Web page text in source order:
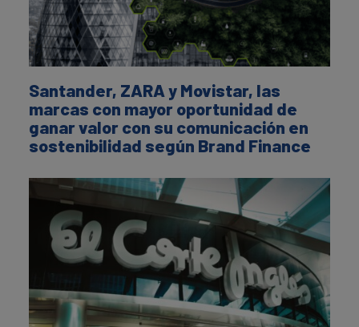
Santander, ZARA y Movistar, las
marcas con mayor oportunidad de
ganar valor con su comunicación en
sostenibilidad según Brand Finance